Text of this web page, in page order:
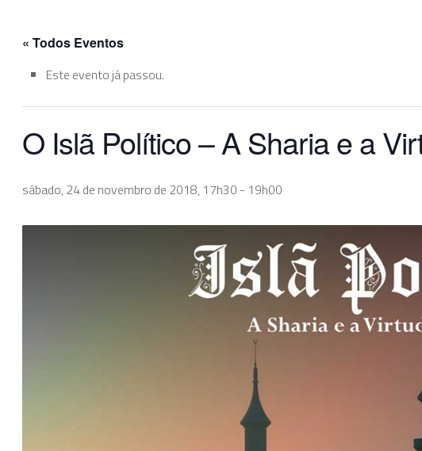
« Todos Eventos
Este evento já passou.
O Islã Político – A Sharia e a
sábado, 24 de novembro de 2018, 17h30 - 19h00